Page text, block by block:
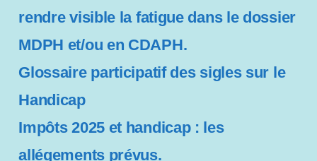
s
rendre visible la fatigue dans le dossier
MDPH et/ou en CDAPH.
Glossaire participatif des sigles sur le
Handicap
Impôts 2025 et handicap : les
allégements prévus.